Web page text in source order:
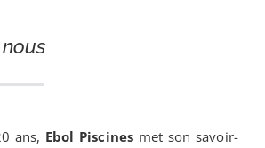
ans, Ebol Piscines met son savoir-